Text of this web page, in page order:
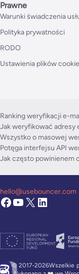
Prawne
Warunki świadczenia
Polityka prywatności
RODO
Ustawienia plików cookie
Ranking weryfikacji e-
Jak weryfikować adresy
Wszystko o masowej
Potęga interfejsu API
Jak często powinienem
© 2017-2026Wszelkie
hello@usebouncer.com